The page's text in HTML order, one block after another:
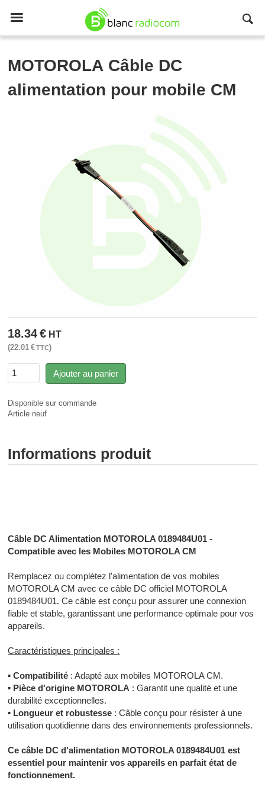

MOTOROLA Câble DC
alimentation pour mobile CM
18.34 € HT
22.01 €TTC
Ajouter au panier
Disponible sur commande
Article neuf
Informations produit
Câble DC Alimentation MOTOROLA 0189484U01 -
Compatible avec les Mobiles MOTOROLA CM
Remplacez ou complétez l'alimentation de vos mobiles
MOTOROLA CM avec ce câble DC officiel MOTOROLA
0189484U01. Ce câble est conçu pour assurer une connexion
fiable et stable, garantissant une performance optimale pour vos
appareils.
Caractéristiques principales :
▪ Compatibilité : Adapté aux mobiles MOTOROLA CM.
▪ Pièce d'origine MOTOROLA : Garantit une qualité et une
durabilité exceptionnelles.
▪ Longueur et robustesse : Câble conçu pour résister à une
utilisation quotidienne dans des environnements professionnels.
Ce câble DC d'alimentation MOTOROLA 0189484U01 est
essentiel pour maintenir vos appareils en parfait état de
fonctionnement.